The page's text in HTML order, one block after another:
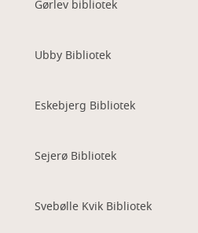
Gørlev bibliotek
Ubby Bibliotek
Eskebjerg Bibliotek
Sejerø Bibliotek
Svebølle Kvik Bibliotek